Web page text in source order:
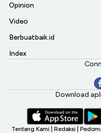
Opinion
Video
Berbuatbaik.id
Index
Download
Tentang Kami Redaksi